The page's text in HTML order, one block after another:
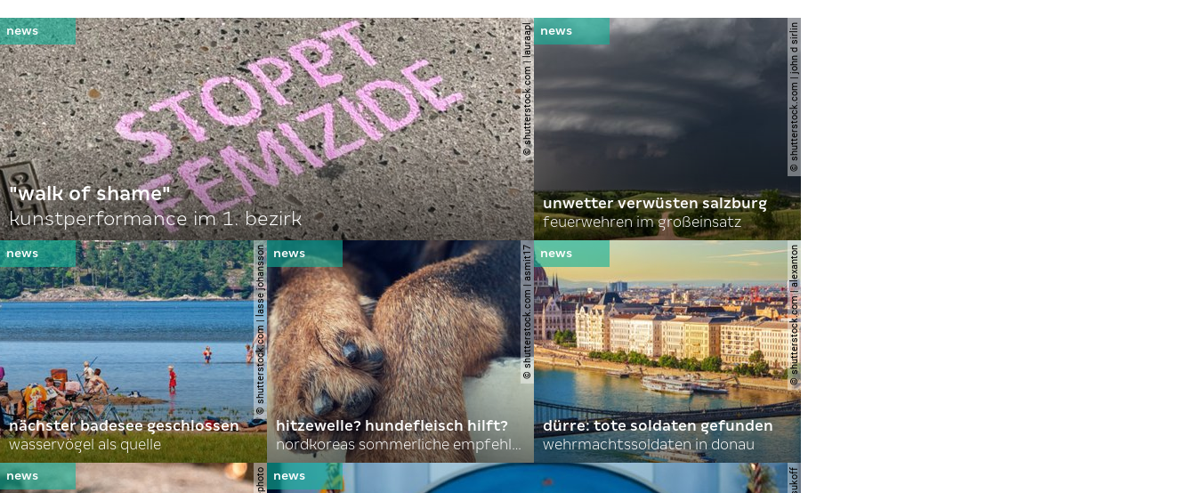
© shutterstock.com | lauraapl
"walk of shame"
kunstperformance im 1. bezirk
© shutterstock.com | john d sirlin
unwetter verwüsten salzburg
feuerwehren im großeinsatz
© shutterstock.com | lasse johansson
nächster badesee geschlossen
wasservögel als quelle
© shutterstock.com | asmit17
hitzewelle? hundefleisch hilft?
nordkoreas sommerliche empfehlungen
© shutterstock.com | alexanton
dürre: tote soldaten gefunden
wehrmachtssoldaten in donau